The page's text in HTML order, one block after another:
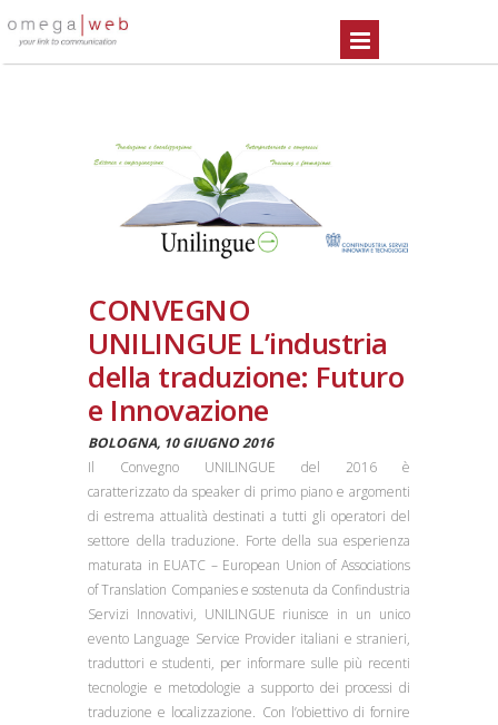
CONVEGNO
UNILINGUE L’industria
della traduzione: Futuro
e Innovazione
BOLOGNA, 10 GIUGNO 2016
Il Convegno UNILINGUE del 2016 è
caratterizzato da speaker di primo piano e argomenti
di estrema attualità destinati a tutti gli operatori del
settore della traduzione. Forte della sua esperienza
maturata in EUATC – European Union of Associations
of Translation Companies e sostenuta da Confindustria
Servizi Innovativi, UNILINGUE riunisce in un unico
evento Language Service Provider italiani e stranieri,
traduttori e studenti, per informare sulle più recenti
tecnologie e metodologie a supporto dei processi di
traduzione e localizzazione. Con l’obiettivo di fornire